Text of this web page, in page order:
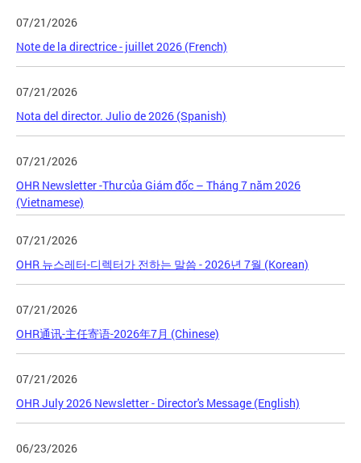
07/21/2026
Note de la directrice - juillet 2026 (French)
07/21/2026
Nota del director. Julio de 2026 (Spanish)
07/21/2026
OHR Newsletter -Thư của Giám đốc – Tháng 7 năm 2026
(Vietnamese)
07/21/2026
OHR 뉴스레터-디렉터가 전하는 말씀 - 2026년 7월 (Korean)
07/21/2026
OHR通讯-主任寄语-2026年7月 (Chinese)
07/21/2026
OHR July 2026 Newsletter - Director's Message (English)
06/23/2026